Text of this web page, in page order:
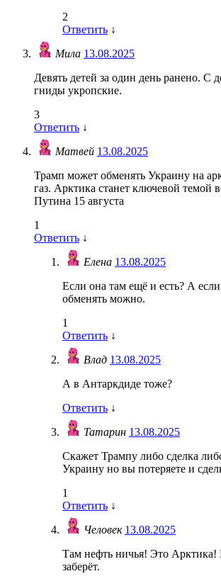
2
Ответить ↓
Мила 13.08.2025
Девять детей за один день ранено. С
гниды укропские.
3
Ответить ↓
Матвей 13.08.2025
Трамп может обменять Украину на
газ. Арктика станет ключевой темой
Путина 15 августа
1
Ответить ↓
Елена 13.08.2025
Если она там ещё и есть? А
обменять можно.
1
Ответить ↓
Влад 13.08.2025
А в Антаркдиде тоже?
Ответить ↓
Татарин 13.08.2025
Скажет Трампу либо сделка
Украину но вы потеряете и
1
Ответить ↓
Человек 13.08.2025
Там нефть ничья! Это Арктика!
заберёт.